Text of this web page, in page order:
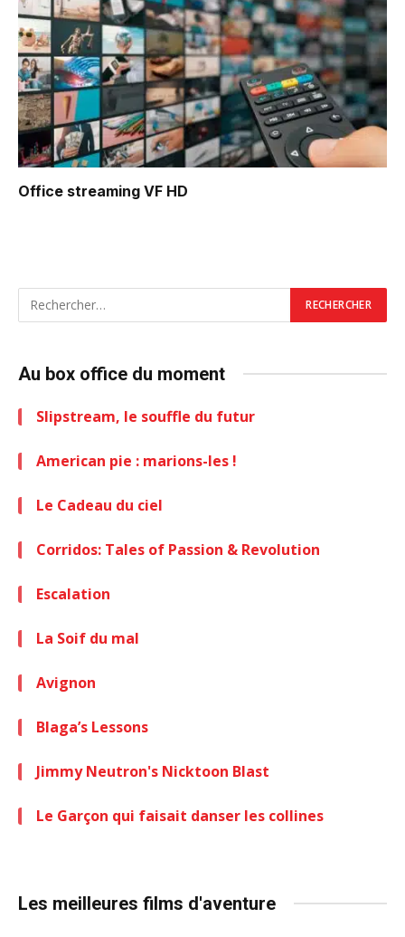
Office streaming VF HD
Au box office du moment
Slipstream, le souffle du futur
American pie : marions-les !
Le Cadeau du ciel
Corridos: Tales of Passion & Revolution
Escalation
La Soif du mal
Avignon
Blaga’s Lessons
Jimmy Neutron's Nicktoon Blast
Le Garçon qui faisait danser les collines
Les meilleures films d'aventure